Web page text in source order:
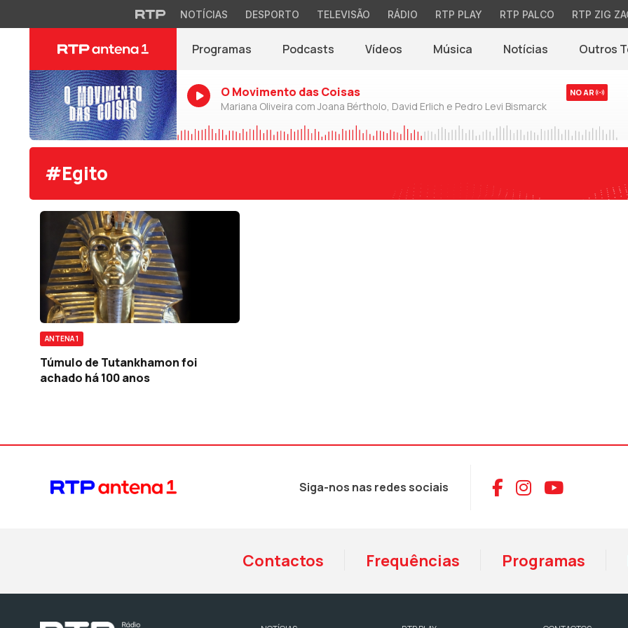
NOTÍCIAS DESPORTO TELEVISÃO RÁDIO RTP PLAY RTP PALCO RTP ZIG
Programas Podcasts Vídeos Música Notícias(abre em nova
Outros
O Movimento das Coisas
Mariana Oliveira com Joana Bértholo, David Erlich e Pedro Levi Bismarck
NO AR
#Egito
ANTENA 1
Túmulo de Tutankhamon foi
achado há 100 anos
Siga-nos nas redes sociais Aceder ao
Aceder ao
Aceder
Contactos Frequências Programas